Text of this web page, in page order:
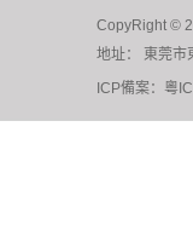
CopyRight ©
地址： 東莞
ICP備案： 粵